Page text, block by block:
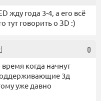
жду года 3-4, а его всё
тут говорить о ЗD :)
0
когда начнут
3д
уже давно